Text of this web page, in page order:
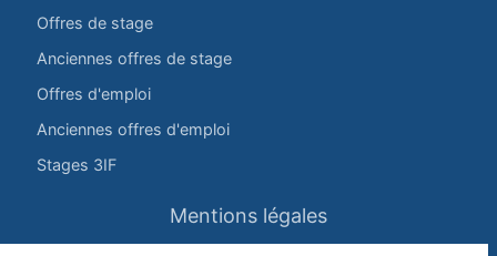
Offres de stage
Anciennes offres de stage
Offres d'emploi
Anciennes offres d'emploi
Stages 3IF
Mentions légales